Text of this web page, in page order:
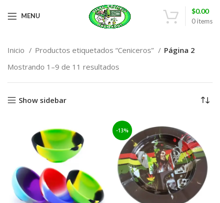
MENU
0items
$0.00
Inicio Productos etiquetados “Ceniceros”
Página 2
Mostrando 1–9 de 11 resultados
Show sidebar
-13%